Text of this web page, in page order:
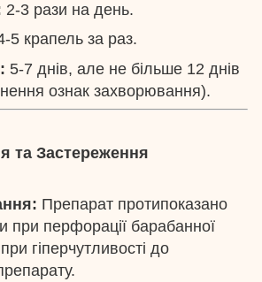
2-3 рази на день.
5 крапель за раз.
5-7 днів, але не більше 12 днів
ознак захворювання).
та Застереження
Препарат протипоказано
при перфорації барабанної
гіперчутливості до